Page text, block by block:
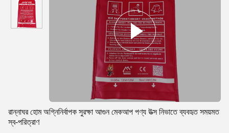
রান্নাঘর হোম অগ্নিনির্বাপক সুরক্ষা আগুন মেকআপ পণ্য উত্স নিভাতে ব্যবহৃত সময়মত
স্ব-পরিত্রাণ